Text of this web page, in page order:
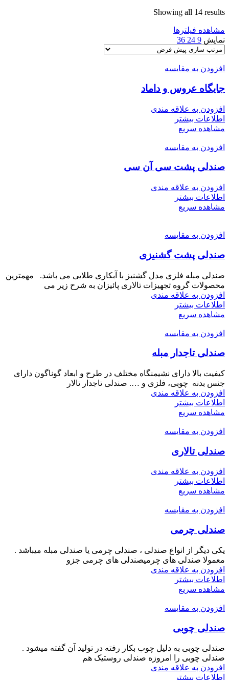
Showing all 14 results
مشاهده فیلترها
نمایش 9
24
36
افزودن به مقایسه
جایگاه عروس و داماد
افزودن به علاقه مندی
اطلاعات بیشتر
مشاهده سریع
افزودن به مقایسه
صندلی پشت سی آن سی
افزودن به علاقه مندی
اطلاعات بیشتر
مشاهده سریع
افزودن به مقایسه
صندلی پشت گشنیزی
صندلی مبله فلزی مدل گشنیز با آبکاری طلایی می باشد. مهمترین
محصولات گروه تجهیزات تالاری پائیزان به شرح زیر می
افزودن به علاقه مندی
اطلاعات بیشتر
مشاهده سریع
افزودن به مقایسه
صندلی تاجدار مبله
کیفیت بالا دارای نشیمنگاه‌ مختلف در طرح و ابعاد گوناگون دارای
جنس بدنه چوبی، فلزی و …. صندلی تاجدار تالار
افزودن به علاقه مندی
اطلاعات بیشتر
مشاهده سریع
افزودن به مقایسه
صندلی تالاری
افزودن به علاقه مندی
اطلاعات بیشتر
مشاهده سریع
افزودن به مقایسه
صندلی چرمی
یکی دیگر از انواع صندلی ، صندلی چرمی یا صندلی مبله میباشد .
معمولا صندلی های چرمیصندلی های چرمی جزو
افزودن به علاقه مندی
اطلاعات بیشتر
مشاهده سریع
افزودن به مقایسه
صندلی چوبی
صندلی چوبی به دلیل چوب بکار رفته در تولید آن گفته میشود .
صندلی چوبی را امروزه صندلی روستیک هم
افزودن به علاقه مندی
اطلاعات بیشتر